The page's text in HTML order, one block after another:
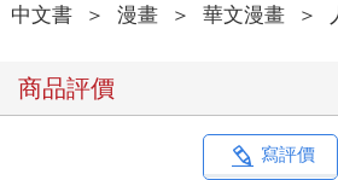
中文書 ＞ 漫畫 ＞ 華文漫畫 ＞
商品評價
寫評價